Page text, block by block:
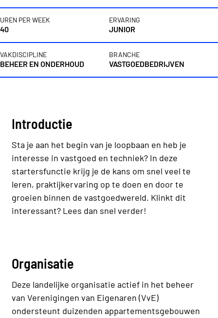
Introductie
Sta je aan het begin van je loopbaan en heb je
interesse in vastgoed en techniek? In deze
startersfunctie krijg je de kans om snel veel te
leren, praktijkervaring op te doen en door te
groeien binnen de vastgoedwereld. Klinkt dit
interessant? Lees dan snel verder!
Organisatie
Deze landelijke organisatie actief in het beheer
van Verenigingen van Eigenaren (VvE)
ondersteunt duizenden appartementsgebouwen
UREN PER WEEK
40
ERVARING
JUNIOR
VAKDISCIPLINE
BEHEER EN ONDERHOUD
BRANCHE
VASTGOEDBEDRIJVEN